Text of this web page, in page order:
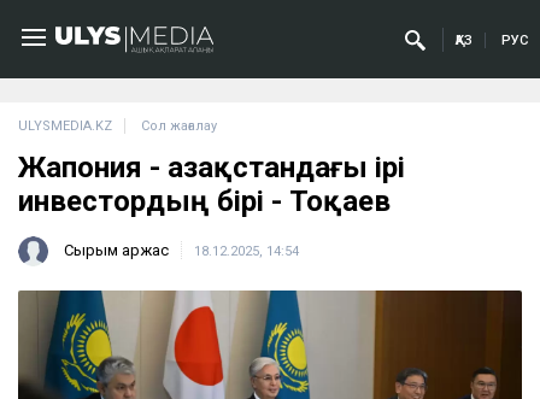
ҚАЗ РУС
ULYSMEDIA.KZ Сол жағалау
Жапония - Қазақстандағы ірі
инвестордың бірі - Тоқаев
Сырым Қаржас 18.12.2025, 14:54